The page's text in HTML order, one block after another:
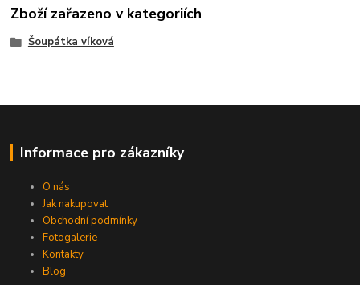
Zboží zařazeno v kategoriích
Šoupátka víková
Informace pro zákazníky
O nás
Jak nakupovat
Obchodní podmínky
Fotogalerie
Kontakty
Blog